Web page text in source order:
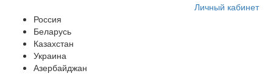
Личный кабинет
Россия
Беларусь
Казахстан
Украина
Азербайджан